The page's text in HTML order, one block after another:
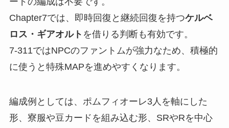
Chapter7では、即時回復と継続回復を持つケルベ
ロス・ギアオルト を借りる判断も有効です。
7-311ではNPCのファントムが強力なため、積極的
に使うと特殊MAPを進めやすくなります。
編成例としては、ポムフィオーレ3人を軸にした
形、寮服や豆カードを組み込む形、SRやRを中心